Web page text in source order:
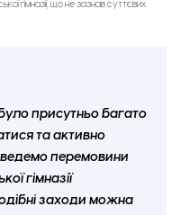
гімназії, що не зазнав суттєвих
присутньо багато
та активно
перемовини
гімназії
заходи можна